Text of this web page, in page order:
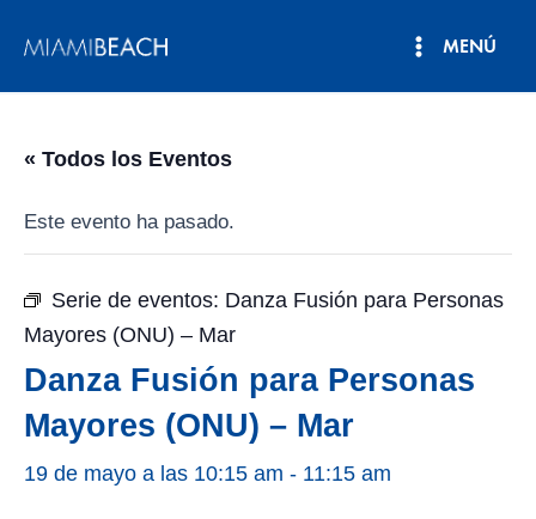
MENÚ
« Todos los Eventos
Este evento ha pasado.
Serie de eventos: Danza Fusión para Personas
Mayores (ONU) – Mar
Danza Fusión para Personas
Mayores (ONU) – Mar
19 de mayo a las 10:15 am - 11:15 am